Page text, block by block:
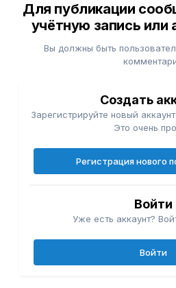
Для публикации
учётную запись или
Вы должны быть
Создать
Зарегистрируйте новый
Это очень
Регистрация нового
Войти
Уже есть аккаунт?
Войти